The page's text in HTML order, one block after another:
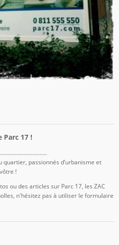
Parc 17 !
passionnés d’urbanisme et
!
ou des articles sur Parc 17, les ZAC
n'hésitez pas à utiliser le formulaire